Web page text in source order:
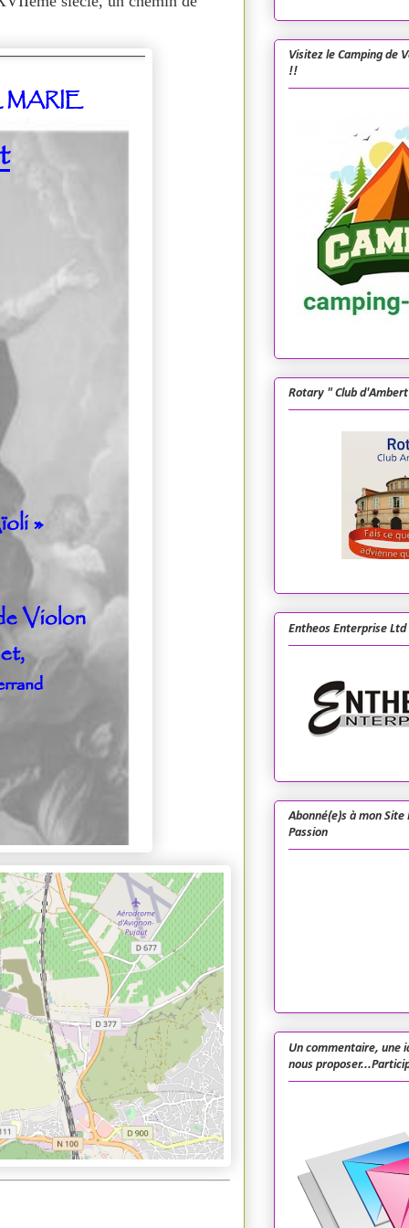
Visitez le Camping de
!!
Rotary " Club
Entheos Enterprise Ltd
Abonné(e)s à mon
Passion
Un commentaire, une
nous